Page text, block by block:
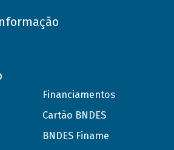
Financiamentos
Cartão BNDES
BNDES Finame